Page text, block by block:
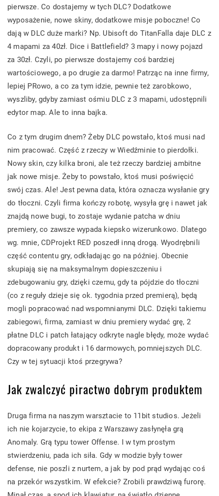
pierwsze. Co dostajemy w tych DLC? Dodatkowe
wyposażenie, nowe skiny, dodatkowe misje poboczne! Co
dają w DLC duże marki? Np. Ubisoft do TitanFalla daje DLC z
4 mapami za 40zł. Dice i Battlefield? 3 mapy i nowy pojazd
za 30zł. Czyli, po pierwsze dostajemy coś bardziej
wartościowego, a po drugie za darmo! Patrząc na inne firmy,
lepiej PRowo, a co za tym idzie, pewnie też zarobkowo,
wyszliby, gdyby zamiast ośmiu DLC z 3 mapami, udostępnili
edytor map. Ale to inna bajka.
Co z tym drugim dnem? Żeby DLC powstało, ktoś musi nad
nim pracować. Część z rzeczy w Wiedźminie to pierdołki.
Nowy skin, czy kilka broni, ale też rzeczy bardziej ambitne
jak nowe misje. Żeby to powstało, ktoś musi poświęcić
swój czas. Ale! Jest pewna data, która oznacza wysłanie gry
do tłoczni. Czyli firma kończy robotę, wysyła grę i nawet jak
znajdą nowe bugi, to zostaje wydanie patcha w dniu
premiery, co zawsze wypada kiepsko wizerunkowo. Dlatego
wg. mnie, CDProjekt RED poszedł inną drogą. Wyodrębnili
część contentu gry, odkładając go na później. Obecnie
skupiają się na maksymalnym dopieszczeniu i
zdebugowaniu gry, dzięki czemu, gdy ta pójdzie do tłoczni
(co z reguły dzieje się ok. tygodnia przed premierą), będą
mogli popracować nad wspomnianymi DLC. Dzięki takiemu
zabiegowi, firma, zamiast w dniu premiery wydać grę, 2
płatne DLC i patch łatający odkryte nagle błędy, może wydać
dopracowany produkt i 16 darmowych, pomniejszych DLC.
Czy w tej sytuacji ktoś przegrywa?
Jak zwalczyć piractwo dobrym produktem
Druga firma na naszym warsztacie to 11bit studios. Jeżeli
ich nie kojarzycie, to ekipa z Warszawy zasłynęła grą
Anomaly. Grą typu tower Offense. I w tym prostym
stwierdzeniu, pada ich siła. Gdy w modzie były tower
defense, nie poszli z nurtem, a jak by pod prąd wydając coś
na przekór wszystkim. W efekcie? Zrobili prawdziwą furorę.